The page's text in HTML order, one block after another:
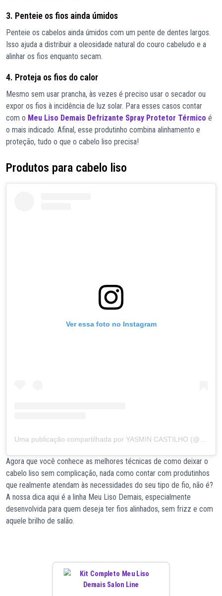
3. Penteie os fios ainda úmidos
Penteie os cabelos ainda úmidos com um pente de dentes largos.
Isso ajuda a distribuir a oleosidade natural do couro cabeludo e a
alinhar os fios enquanto secam.
4. Proteja os fios do calor
Mesmo sem usar prancha, às vezes é preciso usar o secador ou
expor os fios à incidência de luz solar. Para esses casos contar
com o Meu Liso Demais Defrizante Spray Protetor Térmico é
o mais indicado. Afinal, esse produtinho combina alinhamento e
proteção, tudo o que o cabelo liso precisa!
Produtos para cabelo liso
Ver essa foto no Instagram
Agora que você conhece as melhores técnicas de como deixar o
cabelo liso sem complicação, nada como contar com produtinhos
que realmente atendam às necessidades do seu tipo de fio, não é?
A nossa dica aqui é a linha Meu Liso Demais, especialmente
desenvolvida para quem deseja ter fios alinhados, sem frizz e com
aquele brilho de salão.